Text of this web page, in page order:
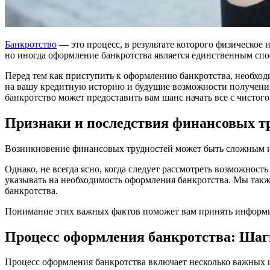
Банкротство — это процесс, в результате которого
но иногда оформление банкротства является единственным
Перед тем как приступить к оформлению банкротства,
на вашу кредитную историю и будущие возможности
банкротство может предоставить вам шанс начать все с
Признаки и последствия финансовых
Возникновение финансовых трудностей может быть сложным
Однако, не всегда ясно, когда следует рассмотреть
указывать на необходимость оформления банкротства. Мы
банкротства.
Понимание этих важных фактов поможет вам принять
Процесс оформления банкротства:
Процесс оформления банкротства включает несколько